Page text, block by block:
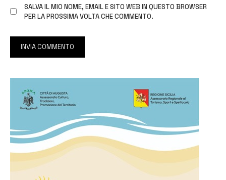
SALVA IL MIO NOME, EMAIL E SITO WEB IN QUESTO BROWSER
PER LA PROSSIMA VOLTA CHE COMMENTO.